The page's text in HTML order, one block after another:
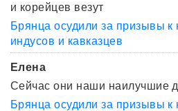
и корейцев везут
Брянца осудили за призывы
индусов и кавказцев
Елена
Сейчас они наши наилучшие
Брянца осудили за призывы